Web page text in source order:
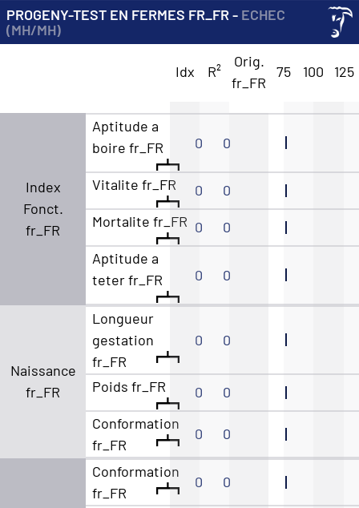
PROGENY-TEST EN FERMES FR_FR - ECHEC
(MH/MH)
Idx R²
Orig.
fr_FR
75 100 125
Index
Fonct.
fr_FR
Aptitude a
boire fr_FR
0 0
Vitalite fr_FR 0
0
Mortalite fr_FR 0
0
Aptitude a
teter fr_FR
0 0
Naissance
fr_FR
Longueur
gestation
fr_FR
0 0
Poids fr_FR 0
0
Conformation
fr_FR
0 0
Conformation
fr_FR
0 0